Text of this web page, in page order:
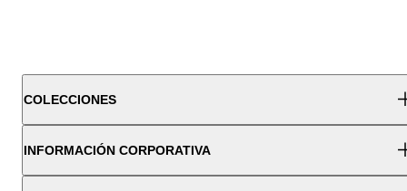
COLECCIONES
INFORMACIÓN CORPORATIVA